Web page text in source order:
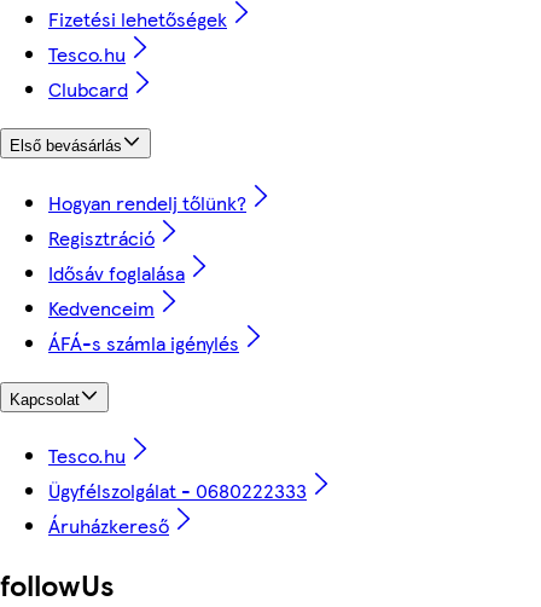
Fizetési lehetőségek
Tesco.hu
Clubcard
Első bevásárlás
Hogyan rendelj tőlünk?
Regisztráció
Idősáv foglalása
Kedvenceim
ÁFÁ-s számla igénylés
Kapcsolat
Tesco.hu
Ügyfélszolgálat - 0680222333
Áruházkereső
followUs